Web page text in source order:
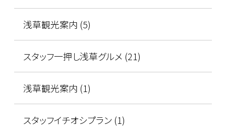
浅草観光案内 (5)
スタッフ一押し浅草グルメ (21)
浅草観光案内 (1)
スタッフイチオシプラン (1)